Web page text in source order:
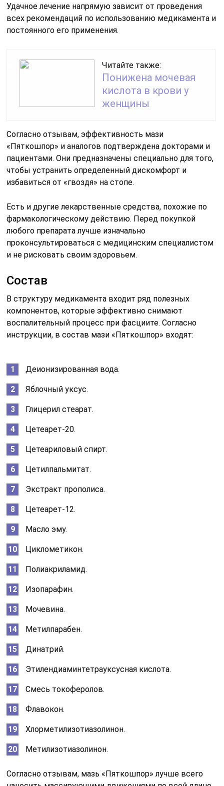
Удачное лечение напрямую зависит от проведения
всех рекомендаций по использованию медикамента и
постоянного его применения.
Читайте также:
Понижена мочевая
кислота в крови у
женщины
Согласно отзывам, эффективность мази
«Пяткошпор» и аналогов подтверждена докторами и
пациентами. Они предназначены специально для того,
чтобы устранить определенный дискомфорт и
избавиться от «гвоздя» на стопе.
Есть и другие лекарственные средства, похожие по
фармакологическому действию. Перед покупкой
любого препарата лучше изначально
проконсультироваться с медицинским специалистом
и не рисковать своим здоровьем.
Состав
В структуру медикамента входит ряд полезных
компонентов, которые эффективно снимают
воспалительный процесс при фасциите. Согласно
инструкции, в состав мази «Пяткошпор» входят:
Деионизированная вода.
Яблочный уксус.
Глицерил стеарат.
Цетеарет-20.
Цетеариловый спирт.
Цетилпальмитат.
Экстракт прополиса.
Цетеарет-12.
Масло эму.
Циклометикон.
Полиакриламид.
Изопарафин.
Мочевина.
Метилпарабен.
Динатрий.
Этилендиаминтетрауксусная кислота.
Смесь токоферолов.
Флавокон.
Хлорметилизотиазолинон.
Метилизотиазолинон.
Согласно отзывам, мазь «Пяткошпор» лучше всего